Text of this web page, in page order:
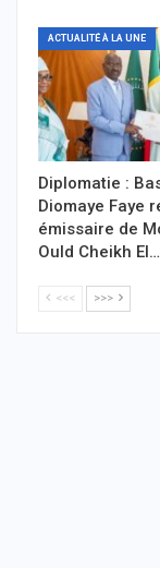
ACTUALITÉ À LA UNE
Diplomatie :
Diomaye Faye
émissaire de
Ould Cheikh El…
<<< >>>